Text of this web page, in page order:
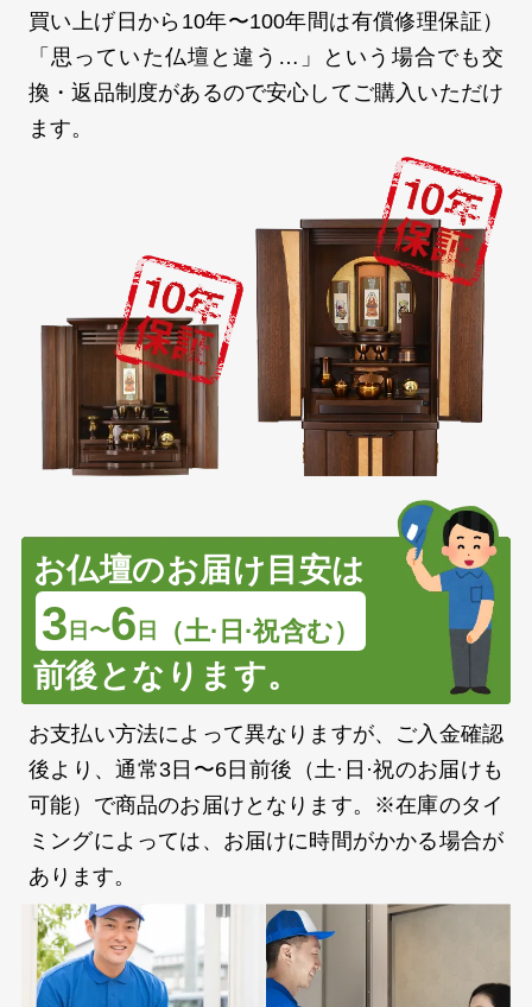
買い上げ日から10年〜100年間は有償修理保証）
「思っていた仏壇と違う…」という場合でも交
換・返品制度があるので安心してご購入いただけ
ます。
お仏壇のお届け目安は
3 日〜6 日 （土·日·祝含む）
前後となります。
お支払い方法によって異なりますが、ご入金確認
後より、通常3日〜6日前後（土·日·祝のお届けも
可能）で商品のお届けとなります。※在庫のタイ
ミングによっては、お届けに時間がかかる場合が
あります。